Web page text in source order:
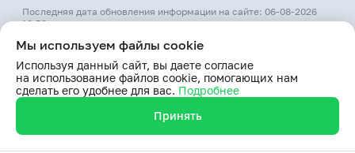
Последняя дата обновления информации на сайте: 06-08-2026
12:53
© 2026 АКБ «Hamkorbank»
Лицензия № 64 ЦБ РУз от 31 августа 1991 г.
При использовании материалов сайта ссылка на веб-сайт
www.hamkorbank.uz обязательна
Продолжая пользование сайтом, я выражаю согласие
на обработку моих персональных данных
Мы используем файлы cookie
Используя данный сайт, вы даете согласие
на использование файлов cookie, помогающих нам
сделать его удобнее для вас. Подробнее
Принять